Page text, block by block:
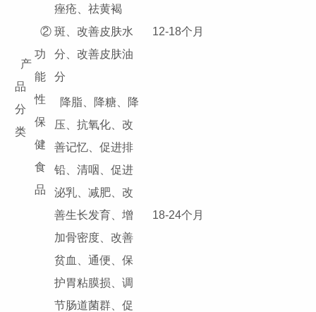
产
品
分
类
②
功
能
性
保
健
食
品
痤疮、祛黄褐
斑、改善皮肤水
分、改善皮肤油
分
12-18个月
降脂、降糖、降
压、抗氧化、改
善记忆、促进排
铅、清咽、促进
泌乳、减肥、改
善生长发育、增
加骨密度、改善
贫血、通便、保
护胃粘膜损、调
节肠道菌群、促
18-24个月